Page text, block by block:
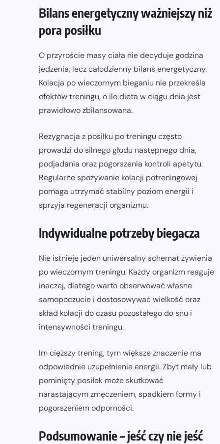
Bilans energetyczny ważniejszy niż
pora posiłku
O przyroście masy ciała nie decyduje godzina
jedzenia, lecz całodzienny bilans energetyczny.
Kolacja po wieczornym bieganiu nie przekreśla
efektów treningu, o ile dieta w ciągu dnia jest
prawidłowo zbilansowana.
Rezygnacja z posiłku po treningu często
prowadzi do silnego głodu następnego dnia,
podjadania oraz pogorszenia kontroli apetytu.
Regularne spożywanie kolacji potreningowej
pomaga utrzymać stabilny poziom energii i
sprzyja regeneracji organizmu.
Indywidualne potrzeby biegacza
Nie istnieje jeden uniwersalny schemat żywienia
po wieczornym treningu. Każdy organizm reaguje
inaczej, dlatego warto obserwować własne
samopoczucie i dostosowywać wielkość oraz
skład kolacji do czasu pozostałego do snu i
intensywności treningu.
Im cięższy trening, tym większe znaczenie ma
odpowiednie uzupełnienie energii. Zbyt mały lub
pominięty posiłek może skutkować
narastającym zmęczeniem, spadkiem formy i
pogorszeniem odporności.
Podsumowanie – jeść czy nie jeść